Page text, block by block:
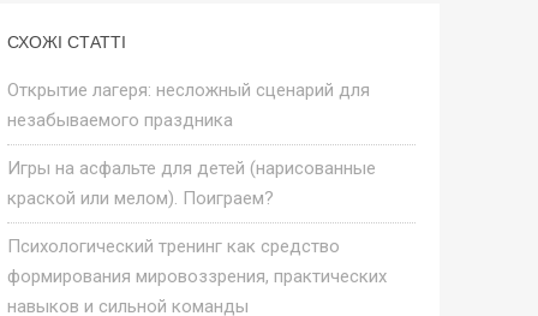
СХОЖІ СТАТТІ
Открытие лагеря: несложный сценарий для
незабываемого праздника
Игры на асфальте для детей (нарисованные
краской или мелом). Поиграем?
Психологический тренинг как средство
формирования мировоззрения, практических
навыков и сильной команды